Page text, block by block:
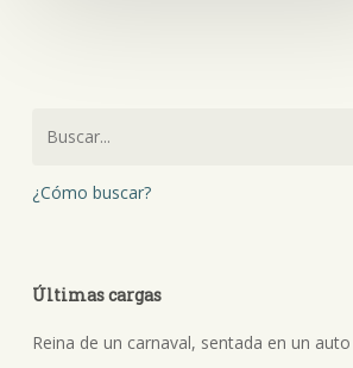
¿Cómo buscar?
Últimas cargas
Reina de un carnaval, sentada en un auto